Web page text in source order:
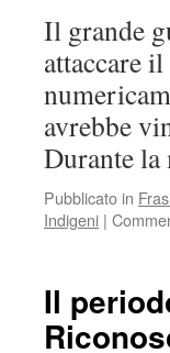
Il grande
attaccare
avrebbe
Durante
Pubblicato in
Indigeni |
Il